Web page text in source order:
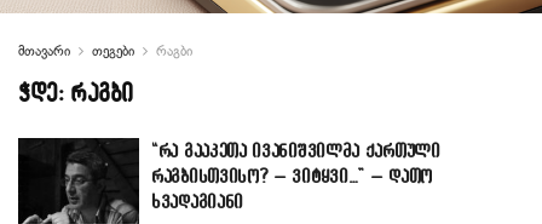
მთავარი თეგები რაგბი
ჭდე: რაგბი
“რა გააკეთა ივანიშვილმა ქართული
რაგბისთვისო? – ვიტყვი…” – დათო
ხვადაგიანი